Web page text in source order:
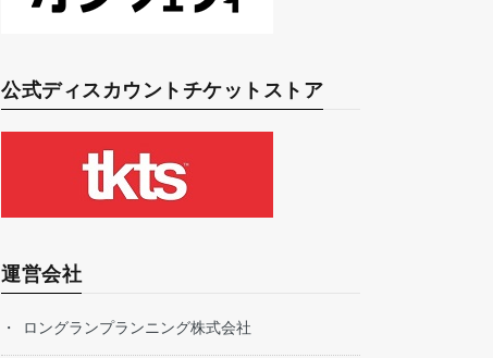
公式ディスカウントチケットストア
運営会社
ロングランプランニング株式会社